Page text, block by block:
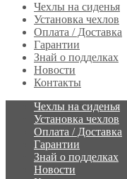
Чехлы на сиденья
Установка чехлов
Оплата / Доставка
Гарантии
Знай о подделках
Новости
Контакты
Чехлы на сиденья
Установка чехлов
Оплата / Доставка
Гарантии
Знай о подделках
Новости